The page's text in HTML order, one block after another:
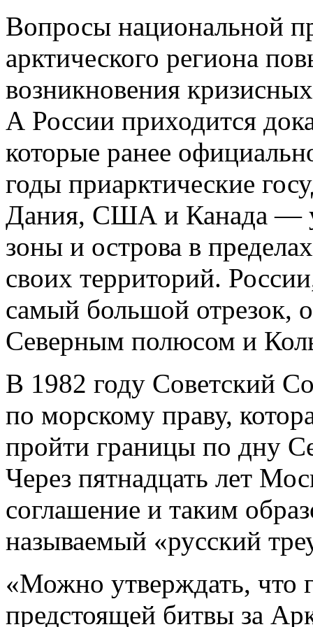
Вопросы национальной
арктического региона
возникновения
А России приходится
которые ранее
годы приарктические
Дания, США и Канада —
зоны и острова в
своих территорий.
самый большой отрезок,
Северным полюсом и
В 1982 году Советский
по морскому праву,
пройти границы по дну
Через пятнадцать лет
соглашение и таким
называемый «русский
«Можно утверждать, что
предстоящей битвы за